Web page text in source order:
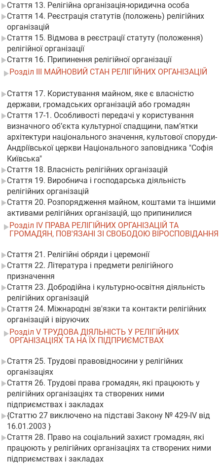
Стаття 13. Релігійна організація-юридична особа
Стаття 14. Реєстрація статутів (положень) релігійних
організацій
Стаття 15. Відмова в реєстрації статуту (положення)
релігійної організації
Стаття 16. Припинення релігійної організації
Розділ III МАЙНОВИЙ СТАН РЕЛІГІЙНИХ ОРГАНІЗАЦІЙ
Стаття 17. Користування майном, яке є власністю
держави, громадських організацій або громадян
Стаття 17-1. Особливості передачі у користування
визначного об’єкта культурної спадщини, пам’ятки
архітектури національного значення, культової споруди-
Андріївської церкви Національного заповідника "Софія
Київська"
Стаття 18. Власність релігійних організацій
Стаття 19. Виробнича і господарська діяльність
релігійних організацій
Стаття 20. Розпорядження майном, коштами та іншими
активами релігійних організацій, що припинилися
Розділ IV ПРАВА РЕЛІГІЙНИХ ОРГАНІЗАЦІЙ ТА
ГРОМАДЯН, ПОВ'ЯЗАНІ ЗІ СВОБОДОЮ ВІРОСПОВІДАННЯ
Стаття 21. Релігійні обряди і церемонії
Стаття 22. Література і предмети релігійного
призначення
Стаття 23. Добродійна і культурно-освітня діяльність
релігійних організацій
Стаття 24. Міжнародні зв'язки та контакти релігійних
організацій і віруючих
Розділ V ТРУДОВА ДІЯЛЬНІСТЬ У РЕЛІГІЙНИХ
ОРГАНІЗАЦІЯХ ТА НА ЇХ ПІДПРИЄМСТВАХ
Стаття 25. Трудові правовідносини у релігійних
організаціях
Стаття 26. Трудові права громадян, які працюють у
релігійних організаціях та створених ними
підприємствах і закладах
{Статтю 27 виключено на підставі Закону № 429-IV від
16.01.2003 }
Стаття 28. Право на соціальний захист громадян, які
працюють у релігійних організаціях та створених ними
підприємствах і закладах